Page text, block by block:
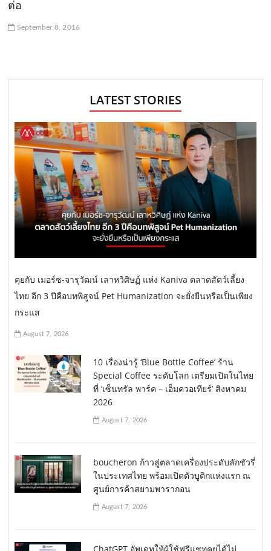
ต่อ
September 8, 2016
LATEST STORIES
คุยกับ เมอร์ซ-จารุวัฒน์ เลาหวิศิษฏ์ แห่ง Kaniva ตลาดสัตว์เลี้ยง
ไทย อีก 3 ปีคือบทพิสูจน์ Pet Humanization จะยั่งยืนหรือเป็นเพียง
กระแส
August 7, 2026
10 เรื่องน่ารู้ ‘Blue Bottle Coffee’ ร้าน
Special Coffee ระดับโลก เตรียมเปิดในไทย
ที่ ‘เซ็นทรัล พาร์ค – เอ็มควอเทียร์’ สิงหาคม
2026
August 7, 2026
boucheron ก้าวสู่ตลาดเครื่องประดับลักชัวรี่
ในประเทศไทย พร้อมเปิดตัวบูติกแห่งแรก ณ
ศูนย์การค้าสยามพารากอน
August 7, 2026